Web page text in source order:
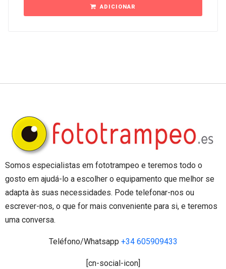
ADICIONAR
Somos especialistas em fototrampeo e teremos todo o
gosto em ajudá-lo a escolher o equipamento que melhor se
adapta às suas necessidades. Pode telefonar-nos ou
escrever-nos, o que for mais conveniente para si, e teremos
uma conversa.
Teléfono/Whatsapp +34 605909433
[cn-social-icon]